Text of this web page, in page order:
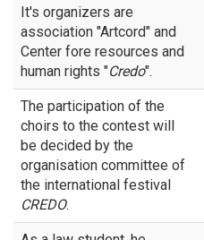
It's organizers are
association "Artcord" and
Center fore resources and
human rights "Credo".
The participation of the
choirs to the contest will
be decided by the
organisation committee of
the international festival
CREDO.